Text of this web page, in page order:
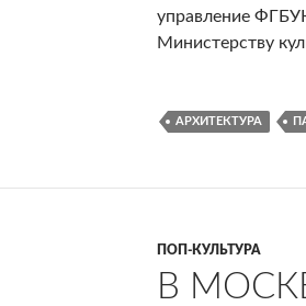
управление
Министерству
АРХИТЕКТУРА
ПОП-КУЛЬТУРА
В